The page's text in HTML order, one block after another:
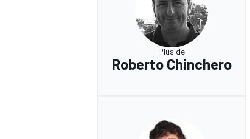
Plus de
Roberto Chinchero